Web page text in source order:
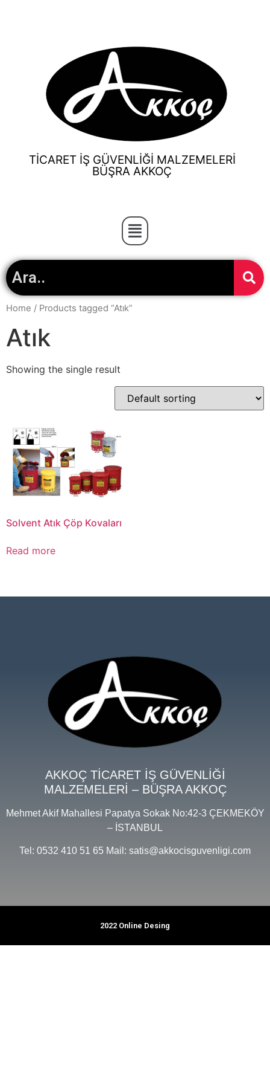
TİCARET İŞ GÜVENLİĞİ MALZEMELERİ
BÜŞRA AKKOÇ
Home / Products tagged “Atık”
Atık
Showing the single result
Solvent Atık Çöp Kovaları
Read more
AKKOÇ TİCARET İŞ GÜVENLİĞİ
MALZEMELERİ – BÜŞRA AKKOÇ
Mehmet Akif Mahallesi Papatya Sokak No:42-3 ÇEKMEKÖY
– İSTANBUL
Tel: 0532 410 51 65 Mail: satis@akkocisguvenligi.com
2022 Online Desing